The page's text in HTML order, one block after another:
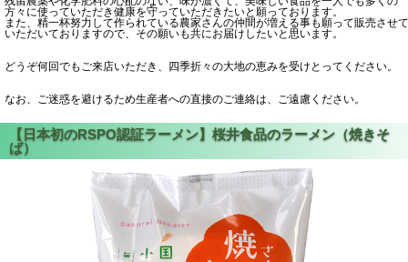
方々に使っていただき健康を守っていただきたいと願っております。
また、精一杯努力して作られている農家さんの仲間が増える事も願って販売させて
いただいておりますので、その願いも共にお届けしたいと思います。
どうぞ何回でもご来店いただき、四季折々の大地の恵みを受けとってください。
なお、ご迷惑を避けるため生産者への直接のご連絡は、ご遠慮ください。